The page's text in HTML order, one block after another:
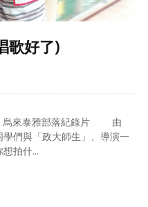
歌好了)
】烏來泰雅部落紀錄片 由
學們與「政大師生」、導演一
拍什...